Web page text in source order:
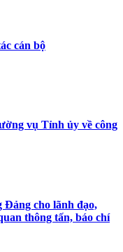
cán bộ
vụ Tỉnh ủy về công
Đảng cho lãnh đạo,
thông tấn, báo chí